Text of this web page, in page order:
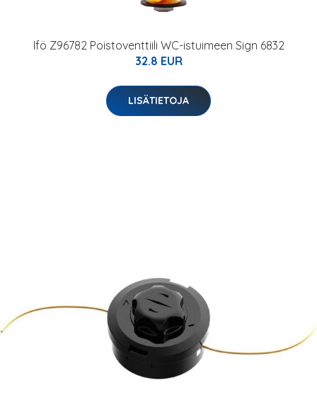
Ifö Z96782 Poistoventtiili WC-istuimeen Sign 6832
32.8 EUR
LISÄTIETOJA